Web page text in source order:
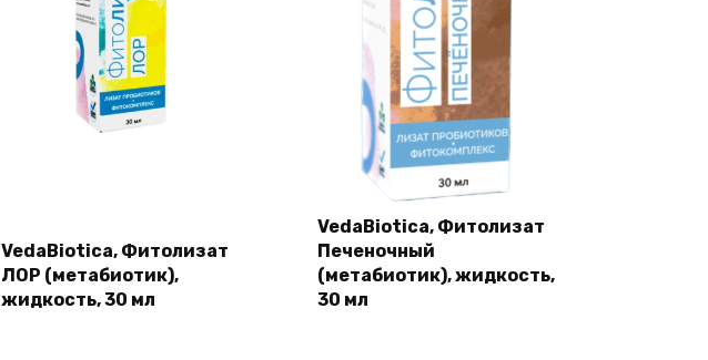
VedaBiotica, Фитолизат
ЛОР (метабиотик),
жидкость, 30 мл
VedaBiotica, Фитолизат
Печеночный
(метабиотик), жидкость,
30 мл